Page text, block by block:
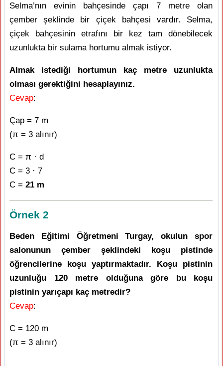
Selma’nın evinin bahçesinde çapı 7 metre olan
çember şeklinde bir çiçek bahçesi vardır. Selma,
çiçek bahçesinin etrafını bir kez tam dönebilecek
uzunlukta bir sulama hortumu almak istiyor.
Almak istediği hortumun kaç metre uzunlukta
olması gerektiğini hesaplayınız.
Cevap:
Çap = 7 m
(π = 3 alınır)
C = π · d
C = 3 · 7
C = 21 m
Örnek 2
Beden Eğitimi Öğretmeni Turgay, okulun spor
salonunun çember şeklindeki koşu pistinde
öğrencilerine koşu yaptırmaktadır. Koşu pistinin
uzunluğu 120 metre olduğuna göre bu koşu
pistinin yarıçapı kaç metredir?
Cevap:
C = 120 m
(π = 3 alınır)